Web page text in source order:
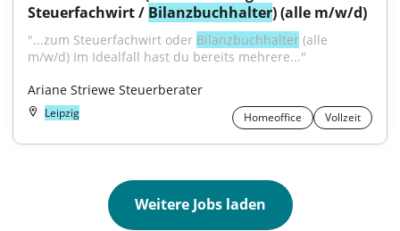
Steuerfachwirt / Bilanzbuchhalter) (alle m/w/d)
"...zum Steuerfachwirt oder Bilanzbuchhalter (alle
m/w/d) Im Idealfall hast du bereits mehrere..."
Ariane Striewe Steuerberater
Leipzig Homeoffice Vollzeit
Weitere Jobs laden